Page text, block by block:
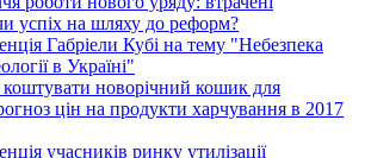
успіх на шляху до реформ?
Габріели Кубі на тему "Небезпека
в Україні"
коштувати новорічний кошик для
цін на продукти харчування в 2017
учасників ринку утилізації